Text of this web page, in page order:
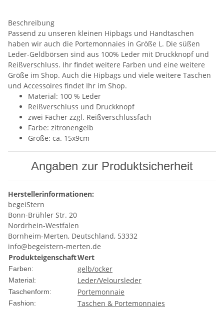
Beschreibung
Passend zu unseren kleinen Hipbags und Handtaschen
haben wir auch die Portemonnaies in Größe L. Die süßen
Leder-Geldbörsen sind aus 100% Leder mit Druckknopf und
Reißverschluss. Ihr findet weitere Farben und eine weitere
Größe im Shop. Auch die Hipbags und viele weitere Taschen
und Accessoires findet Ihr im Shop.
Material: 100 % Leder
Reißverschluss und Druckknopf
zwei Fächer zzgl. Reißverschlussfach
Farbe: zitronengelb
Größe: ca. 15x9cm
Angaben zur Produktsicherheit
Herstellerinformationen:
begeiStern
Bonn-Brühler Str. 20
Nordrhein-Westfalen
Bornheim-Merten, Deutschland, 53332
info@begeistern-merten.de
ProdukteigenschaftWert
Farben: gelb/ocker
Material: Leder/Veloursleder
Taschenform: Portemonnaie
Fashion: Taschen & Portemonnaies